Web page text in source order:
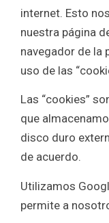
internet. Esto
nuestra página
navegador de la
uso de las
Las “cookies”
que
disco duro
de acuerdo.
Utilizamos
permite a